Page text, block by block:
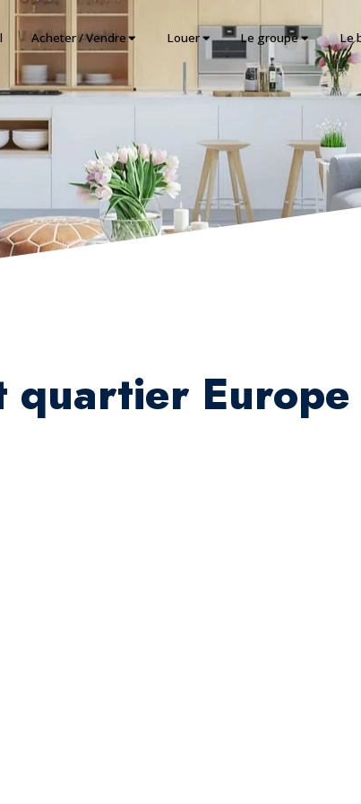
Acheter / Vendre Louer Le groupe Le
quartier Europe